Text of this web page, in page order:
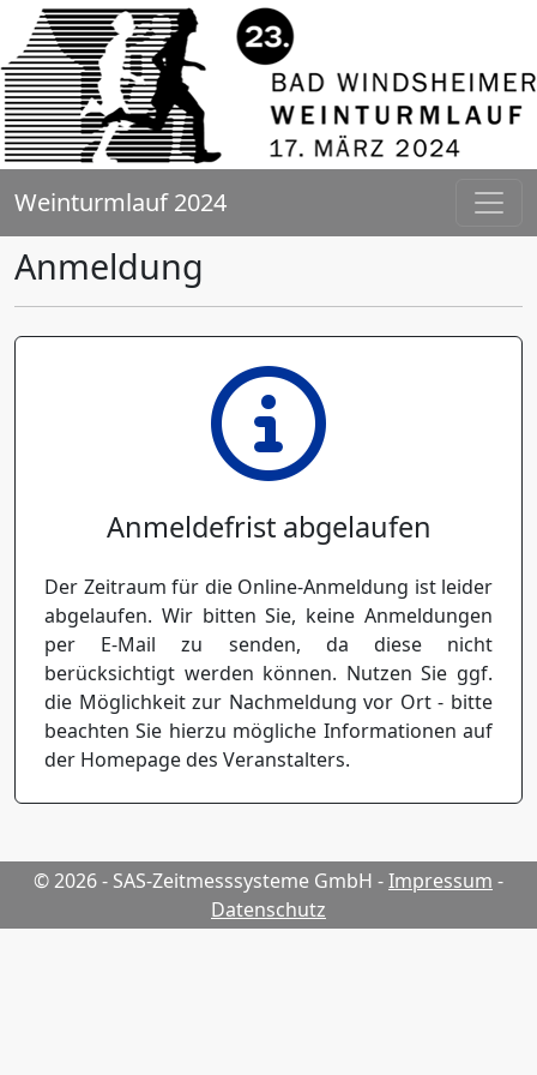
Weinturmlauf 2024
Anmeldung
Anmeldefrist abgelaufen
Der Zeitraum für die Online-Anmeldung ist leider
abgelaufen. Wir bitten Sie, keine Anmeldungen
per E-Mail zu senden, da diese nicht
berücksichtigt werden können. Nutzen Sie ggf.
die Möglichkeit zur Nachmeldung vor Ort - bitte
beachten Sie hierzu mögliche Informationen auf
der Homepage des Veranstalters.
© 2026 - SAS-Zeitmesssysteme GmbH -Impressum -
Datenschutz